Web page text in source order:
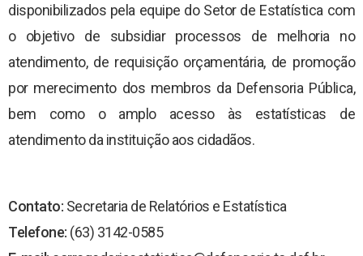
Programa Itinerante
Perfil do Assistido
disponibilizados pela equipe do Setor de Estatística com
o objetivo de subsidiar processos de melhoria no
atendimento, de requisição orçamentária, de promoção
por merecimento dos membros da Defensoria Pública,
bem como o amplo acesso às estatísticas de
atendimento da instituição aos cidadãos.
Contato: Secretaria de Relatórios e Estatística
Telefone: (63) 3142-0585